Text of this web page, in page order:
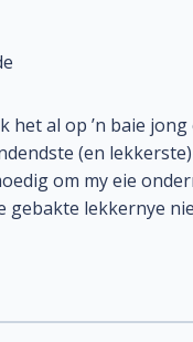
het al op ’n baie
(en
om my eie
gebakte lekkernye nie